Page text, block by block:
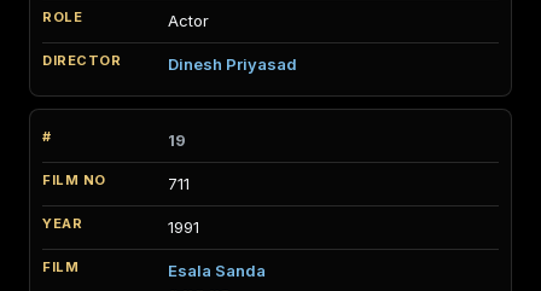
Actor
Dinesh Priyasad
19
711
1991
Esala Sanda